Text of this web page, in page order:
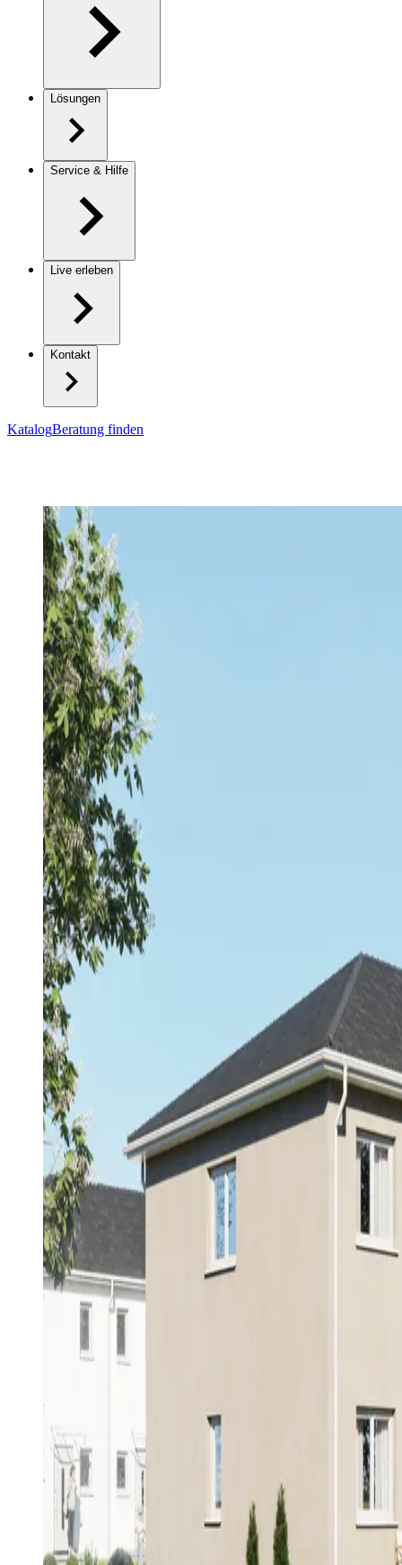
Lösungen
Service & Hilfe
Live erleben
Kontakt
KatalogBeratung finden